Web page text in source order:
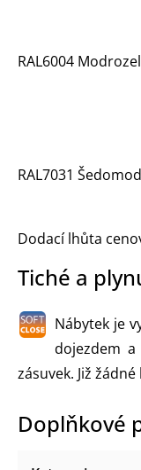
RAL6004
RAL7031
Dodací lhůta
Tiché a
Nábytek je
dojezdem
zásuvek. Již
Doplňkové